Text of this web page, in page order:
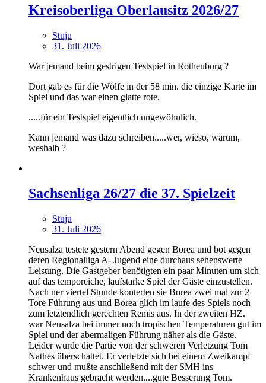
Kreisoberliga Oberlausitz 2026/27
Stuju
31. Juli 2026
War jemand beim gestrigen Testspiel in Rothenburg ?
Dort gab es für die Wölfe in der 58 min. die einzige Karte im
Spiel und das war einen glatte rote.
.....für ein Testspiel eigentlich ungewöhnlich.
Kann jemand was dazu schreiben.....wer, wieso, warum,
weshalb ?
Sachsenliga 26/27 die 37. Spielzeit
Stuju
31. Juli 2026
Neusalza testete gestern Abend gegen Borea und bot gegen
deren Regionalliga A- Jugend eine durchaus sehenswerte
Leistung. Die Gastgeber benötigten ein paar Minuten um sich
auf das temporeiche, laufstarke Spiel der Gäste einzustellen.
Nach ner viertel Stunde konterten sie Borea zwei mal zur 2
Tore Führung aus und Borea glich im laufe des Spiels noch
zum letztendlich gerechten Remis aus. In der zweiten HZ.
war Neusalza bei immer noch tropischen Temperaturen gut im
Spiel und der abermaligen Führung näher als die Gäste.
Leider wurde die Partie von der schweren Verletzung Tom
Nathes überschattet. Er verletzte sich bei einem Zweikampf
schwer und mußte anschließend mit der SMH ins
Krankenhaus gebracht werden....gute Besserung Tom.